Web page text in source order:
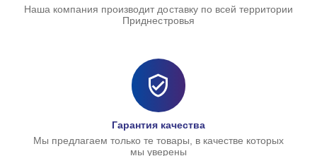
Наша компания производит доставку по всей территории
Приднестровья
Гарантия качества
Мы предлагаем только те товары, в качестве которых
мы уверены